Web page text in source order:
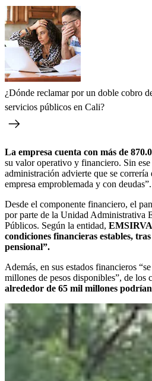
¿Dónde reclamar por un doble cobro
servicios públicos en Cali?
La empresa cuenta con más de
su valor operativo y financiero. Sin
administración advierte que se
empresa emproblemada y con deudas”.
Desde el componente financiero, el
por parte de la Unidad Administrativa
Públicos. Según la entidad,
condiciones financieras estables,
pensional”.
Además, en sus estados financieros
millones de pesos disponibles”, de los
alrededor de 65 mil millones